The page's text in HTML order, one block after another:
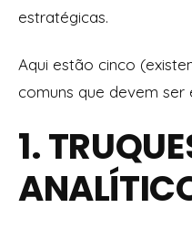
estratégicas.
Aqui estão cinco
comuns que devem ser
1.